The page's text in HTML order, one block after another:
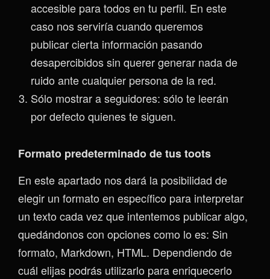
accesible para todos en tu perfil. En este
caso nos serviría cuando queremos
publicar cierta información pasando
desapercibidos sin querer generar nada de
ruido ante cualquier persona de la red.
Sólo mostrar a seguidores: sólo te leerán
por defecto quienes te siguen.
Formato predeterminado de tus toots
En este apartado nos dará la posibilidad de
elegir un formato en específico para interpretar
un texto cada vez que intentemos publicar algo,
quedándonos con opciones como lo es: Sin
formato, Markdown, HTML. Dependiendo de
cuál elijas podrás utilizarlo para enriquecerlo